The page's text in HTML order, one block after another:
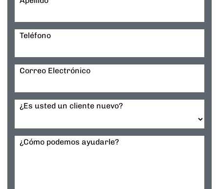
Teléfono
Correo Electrónico
¿Es usted un cliente nuevo?
¿Cómo podemos ayudarle?